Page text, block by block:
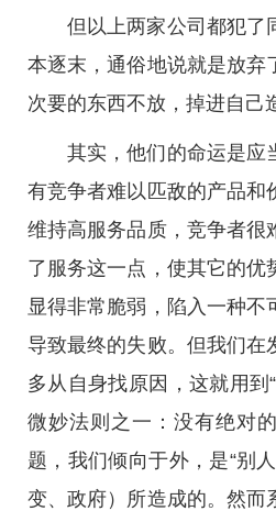
但以上两家公司都犯了
本逐末，通俗地说就是放弃
次要的东西不放，掉进自己
其实，他们的命运是应
有竞争者难以匹敌的产品和
维持高服务品质，竞争者很
了服务这一点，使其它的优
显得非常脆弱，陷入一种不
导致最终的失败。但我们在
多从自身找原因，这就用到
微妙法则之一：没有绝对
题，我们倾向于外，是“别
变、政府）所造成的。然而